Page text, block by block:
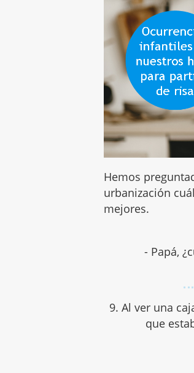
Hemos
urbanización
mejores.
- Papá,
9. Al ver una
que